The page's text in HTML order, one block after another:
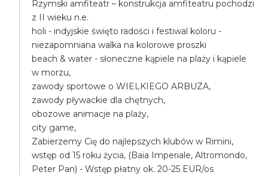
Rzymski amfiteatr – konstrukcja amfiteatru pochodzi
z II wieku n.e.
holi - indyjskie święto radości i festiwal koloru -
niezapomniana walka na kolorowe proszki
beach & water - słoneczne kąpiele na plaży i kąpiele
w morzu,
zawody sportowe o WIELKIEGO ARBUZA,
zawody pływackie dla chętnych,
obozowe animacje na plaży,
city game,
Zabierzemy Cię do najlepszych klubów w Rimini,
wstęp od 15 roku życia, (Baia Imperiale, Altromondo,
Peter Pan) - Wstęp płatny ok. 20-25 EUR/os